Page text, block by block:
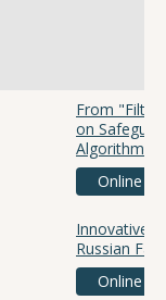
From "Filter
on
Algorithmic
Online
Innovative
Russian
Online